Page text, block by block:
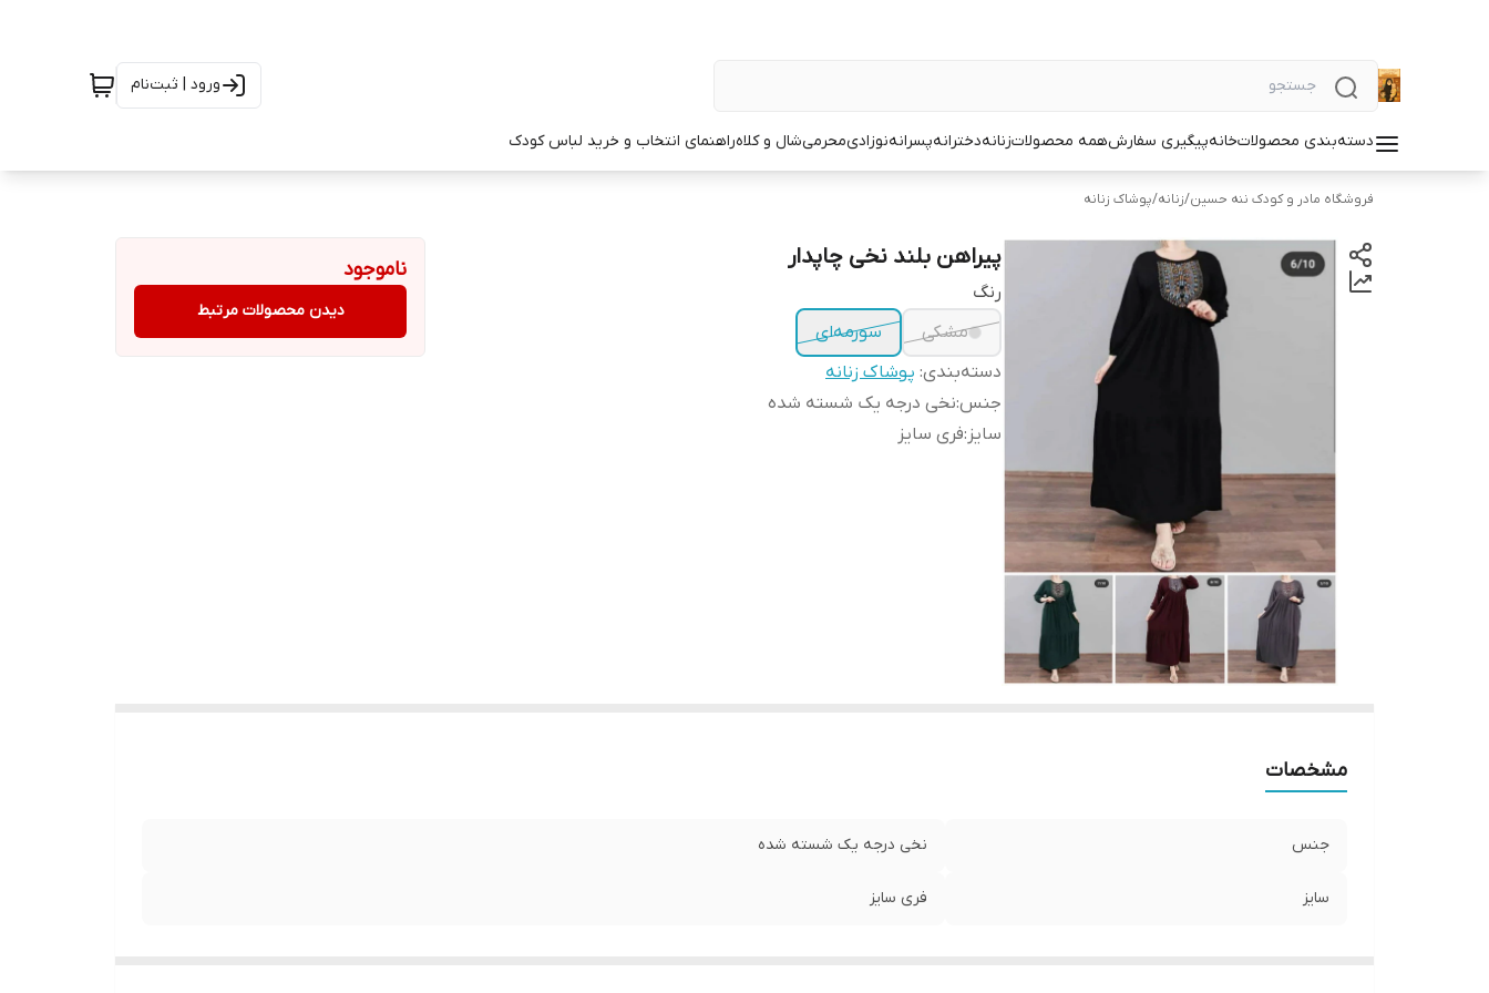
ورود | ثبت‌نام
دسته‌بندی محصولاتخانهپیگیری سفارشهمه محصولاتزنانهدخترانهپسرانهنوزادیمحرمیشال و کلاهراهنمای انتخاب و خرید لباس کودک
فروشگاه مادر و کودک ننه حسین/زنانه/پوشاک زنانه
پیراهن بلند نخی چاپدار
رنگ
مشکی
سورمه‌ای
دسته‌بندی: پوشاک زنانه
جنس:نخی درجه یک شسته شده
سایز :فری سایز
ناموجود
دیدن محصولات مرتبط
مشخصات
جنس نخی درجه یک شسته شده
سایز فری سایز